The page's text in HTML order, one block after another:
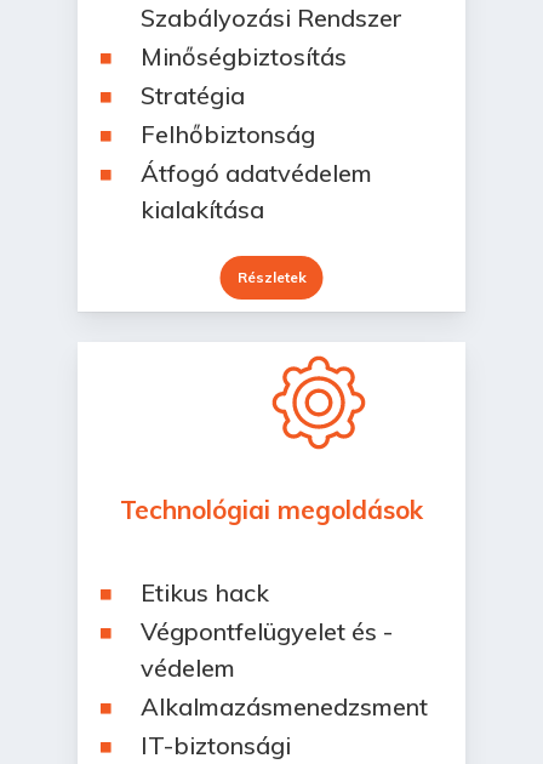
Szabályozási Rendszer
Minőségbiztosítás
Stratégia
Felhőbiztonság
Átfogó adatvédelem
kialakítása
Részletek
Technológiai megoldások
Etikus hack
Végpontfelügyelet és -
védelem
Alkalmazásmenedzsment
IT-biztonsági